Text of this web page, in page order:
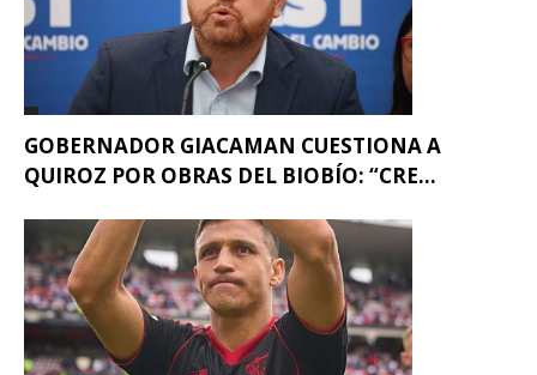
GOBERNADOR GIACAMAN CUESTIONA A
QUIROZ POR OBRAS DEL BIOBÍO: “CRE...